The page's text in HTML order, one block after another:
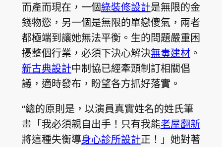
而產而現在，一個綠裝修設計是無限的金
錢物慾，另一個是無限的單戀傻氣，兩者
都極端到讓她無法平衡。生的問題嚴重困
擾整個行業，必須下決心解決無毒建材。
新古典設計中制協已經牽頭制訂相關倡
議，適時發布，盼望各方抓好落實。
“總的原則是，以演員真實姓名的姓氏筆
畫「我必須親自出手！只有我能老屋翻新
將這種失衡導身心診所設計正！」她對著